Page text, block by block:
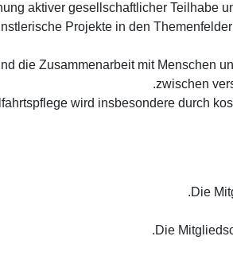
aktiver gesellschaftlicher
Projekte in den
und die Zusammenarbeit mit
zwischen
wird insbesondere durch